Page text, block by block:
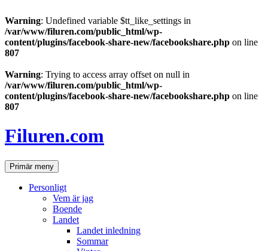
Warning: Undefined variable $tt_like_settings in
/var/www/filuren.com/public_html/wp-
content/plugins/facebook-share-new/facebookshare.php on line
807
Warning: Trying to access array offset on null in
/var/www/filuren.com/public_html/wp-
content/plugins/facebook-share-new/facebookshare.php on line
807
till
innehåll
Filuren.com
SökPrimär meny
Personligt
Vem är jag
Boende
Landet
Landet inledning
Sommar